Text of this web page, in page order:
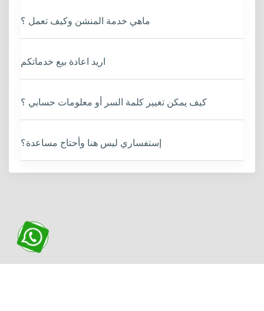
ماهي خدمة المنشن وكيف تعمل ؟
اريد اعادة بيع خدماتكم
كيف يمكن تغيير كلمة السر أو معلومات حسابي ؟
إستفساري ليس هنا وأحتاج مساعدة؟